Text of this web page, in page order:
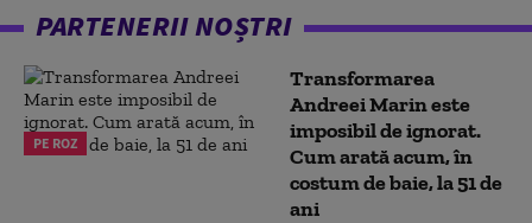
PARTENERII NOȘTRI
PE ROZ
Transformarea
Andreei Marin este
imposibil de ignorat.
Cum arată acum, în
costum de baie, la 51 de
ani